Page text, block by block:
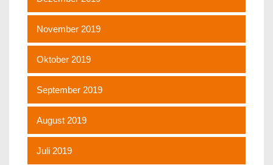
November 2019
Oktober 2019
September 2019
August 2019
Juli 2019